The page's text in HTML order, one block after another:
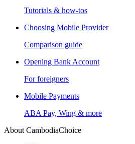
Tutorials & how-tos
Choosing Mobile Provider
Comparison guide
Opening Bank Account
For foreigners
Mobile Payments
ABA Pay, Wing & more
About CambodiaChoice